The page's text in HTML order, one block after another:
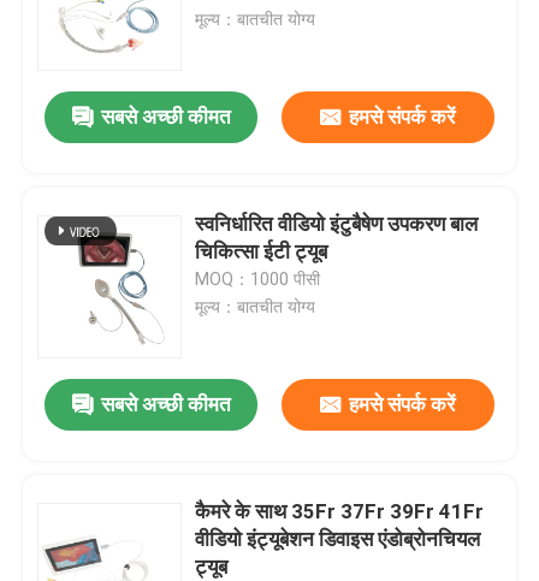
उत्पाद
वीआर दिखाएँ
हमारे बारे में
गुणवत्ता नियंत्रण
मूल्य：बातचीत योग्य
सबसे अच्छी कीमत हमसे संपर्क करें
स्वनिर्धारित वीडियो इंटुबैषेण उपकरण बाल
चिकित्सा ईटी ट्यूब
MOQ：1000 पीसी
मूल्य：बातचीत योग्य
सबसे अच्छी कीमत हमसे संपर्क करें
कैमरे के साथ 35Fr 37Fr 39Fr 41Fr
वीडियो इंट्यूबेशन डिवाइस एंडोब्रोनचियल
ट्यूब